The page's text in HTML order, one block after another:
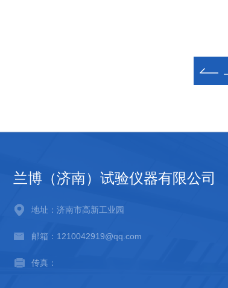
兰博（济南）试验仪器有限公司
地址：济南市高新工业园
邮箱：1210042919@qq.com
传真：